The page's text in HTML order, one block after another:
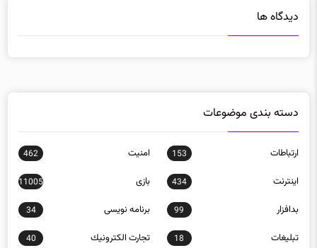
دیدگاه ها
دسته بندی موضوعات
ارتباطات 153 امنيت 462
اينترنت 434 بازی 11005
بدافزار 99 برنامه نويسی 34
تبلیغات 18 تجارت الكترونيك 40